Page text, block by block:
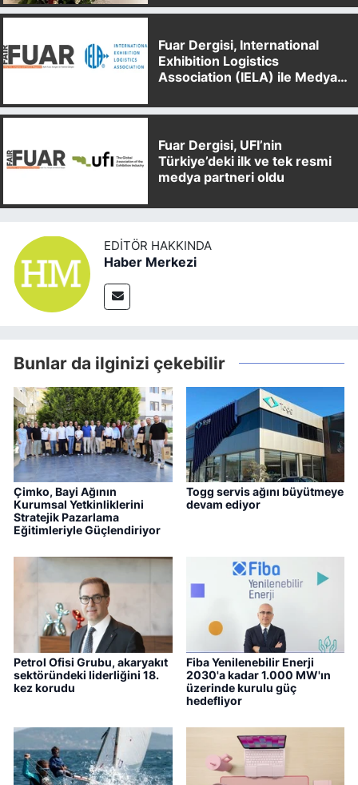
Fuar Dergisi, International
Exhibition Logistics
Association (IELA) ile Medya
Fuar Dergisi, UFI’nin
Türkiye’deki ilk ve tek resmi
medya partneri oldu
EDITÖR HAKKINDA
Haber Merkezi
Bunlar da ilginizi çekebilir
Çimko, Bayi Ağının
Kurumsal Yetkinliklerini
Stratejik Pazarlama
Eğitimleriyle Güçlendiriyor
Togg servis ağını büyütmeye
devam ediyor
Petrol Ofisi Grubu, akaryakıt
sektöründeki liderliğini 18.
kez korudu
Fiba Yenilenebilir Enerji
2030'a kadar 1.000 MW'ın
üzerinde kurulu güç
hedefliyor